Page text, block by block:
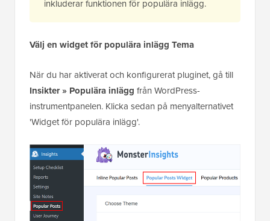
inkluderar funktionen för populära inlägg.
Välj en widget för populära inlägg Tema
När du har aktiverat och konfigurerat pluginet, gå till
Insikter » Populära inlägg från WordPress-
instrumentpanelen. Klicka sedan på menyalternativet
'Widget för populära inlägg'.